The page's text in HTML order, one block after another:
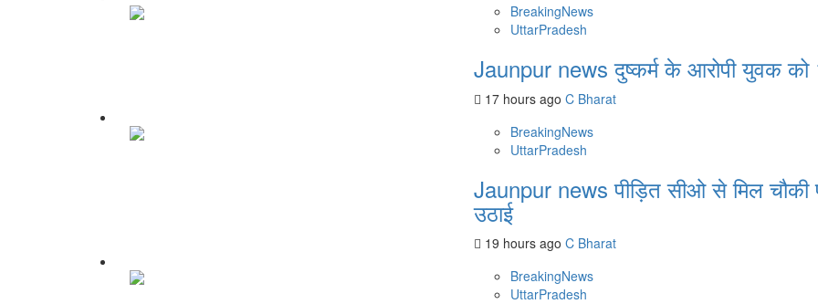
BreakingNews
UttarPradesh
Jaunpur news दुष्कर्म के आरोपी युवक को
17 hours ago C Bharat
BreakingNews
UttarPradesh
Jaunpur news पीड़ित सीओ से मिल चौकी
उठाई
19 hours ago C Bharat
BreakingNews
UttarPradesh